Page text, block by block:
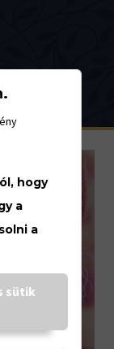
hogy
a
a
sütik